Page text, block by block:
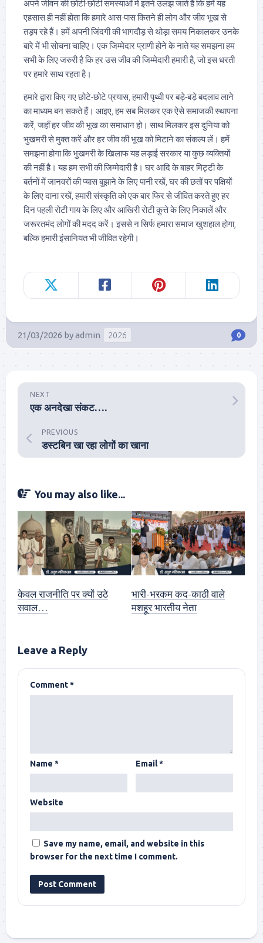
अपने जीवन की छोटी-छोटी समस्याओं में इतने उलझ जाते हैं कि हमें यह
एहसास ही नहीं होता कि हमारे आस-पास कितने ही लोग और जीव भूख से
तड़प रहे हैं। हमें अपनी जिंदगी की भागदौड़ से थोड़ा समय निकालकर उनके
बारे में भी सोचना चाहिए। एक जिम्मेदार प्राणी होने के नाते यह समझना हम
सभी के लिए जरुरी है कि हर उस जीव की जिम्मेदारी हमारी है, जो इस धरती
पर हमारे साथ रहता है।
हमारे द्वारा किए गए छोटे-छोटे प्रयास, हमारी पृथ्वी पर बड़े-बड़े बदलाव लाने
का माध्यम बन सकते हैं। आइए, हम सब मिलकर एक ऐसे समाजकी स्थापना
करें, जहाँ हर जीव की भूख का समाधान हो। साथ मिलकर इस दुनिया को
भुखमरी से मुक्त करें और हर जीव की भूख को मिटाने का संकल्प लें। हमें
समझना होगा कि भुखमरी के खिलाफ यह लड़ाई सरकार या कुछ व्यक्तियों
की नहीं है। यह हम सभी की जिम्मेदारी है। घर आदि के बाहर मिट्टी के
बर्तनों में जानवरों की प्यास बुझाने के लिए पानी रखें, घर की छतों पर पक्षियों
के लिए दाना रखें, हमारी संस्कृति को एक बार फिर से जीवित करते हुए हर
दिन पहली रोटी गाय के लिए और आखिरी रोटी कुत्ते के लिए निकालें और
जरूरतमंद लोगों की मदद करें। इससे न सिर्फ हमारा समाज खुशहाल होगा,
बल्कि हमारी इंसानियत भी जीवित रहेगी।
21/03/2026 byadmin 2026 0
NEXT
एक अनदेखा संकट….
PREVIOUS
डस्टबिन खा रहा लोगों का खाना
You may also like...
केवल राजनीति पर क्यों उठे
सवाल…
भारी-भरकम कद-काठी वाले
मशहूर भारतीय नेता
Leave a Reply
Comment*
Name * Email*
Website
Save my name, email, and website in this
browser for the next time I comment.